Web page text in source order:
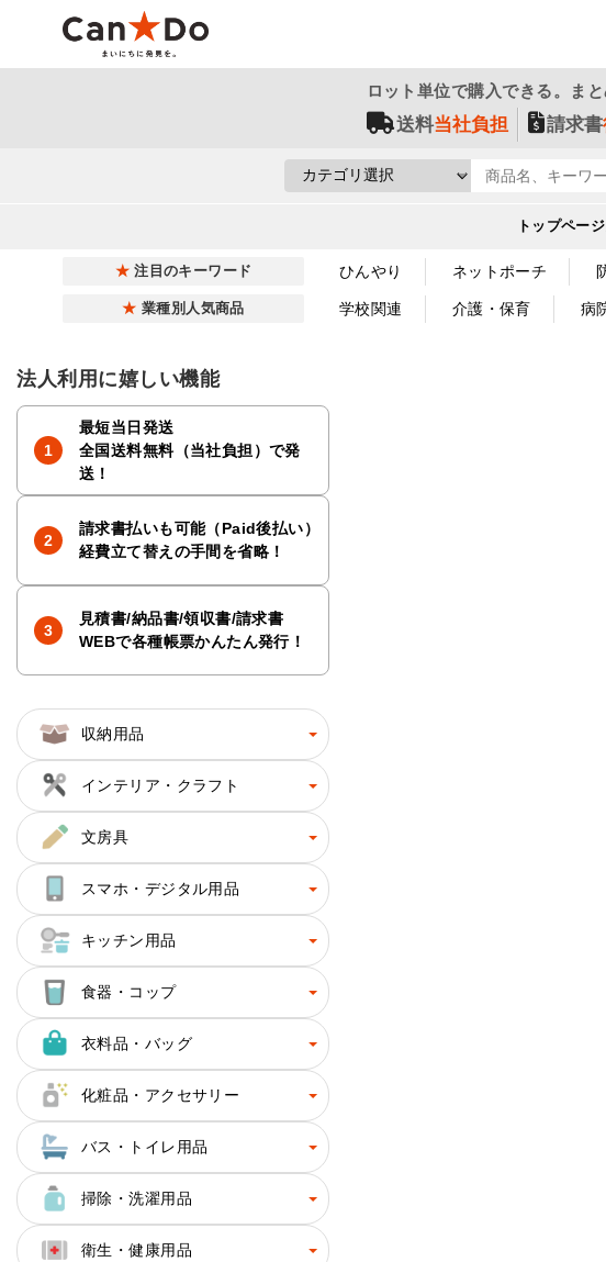
ロット単位で購入できる。ま
送料当社負担 請求書
トップページ
注目のキーワード ひんやり ネットポーチ
業種別人気商品 学校関連 介護・保育 病
法人利用に嬉しい機能
最短当日発送
全国送料無料（当社負担）で発
送！
請求書払いも可能（Paid後払い）
経費立て替えの手間を省略！
見積書/納品書/領収書/請求書
WEBで各種帳票かんたん発行！
収納用品
インテリア・クラフト
文房具
スマホ・デジタル用品
キッチン用品
食器・コップ
衣料品・バッグ
化粧品・アクセサリー
バス・トイレ用品
掃除・洗濯用品
衛生・健康用品